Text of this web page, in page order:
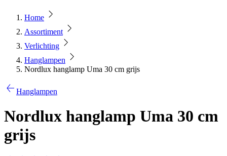
Home
Assortiment
Verlichting
Hanglampen
Nordlux hanglamp Uma 30 cm grijs
Hanglampen
Nordlux hanglamp Uma 30 cm
grijs